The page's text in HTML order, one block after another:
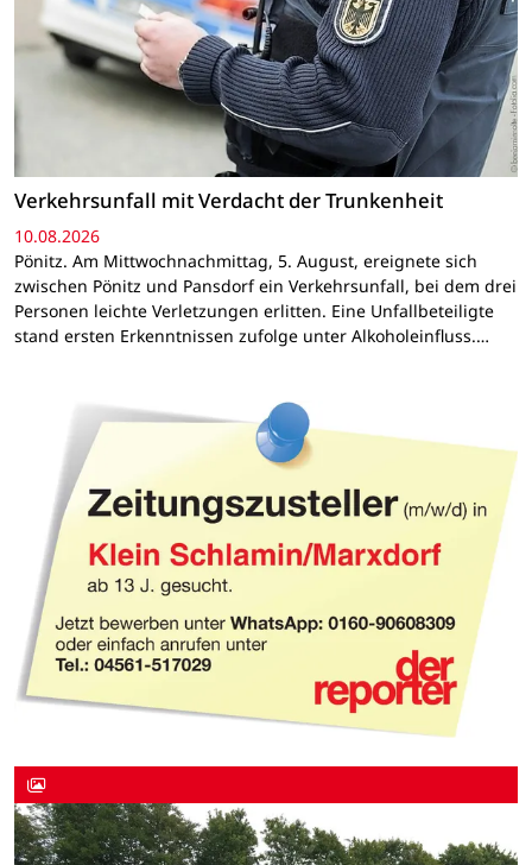
Verkehrsunfall mit Verdacht der Trunkenheit
10.08.2026
Pönitz. Am Mittwochnachmittag, 5. August, ereignete sich
zwischen Pönitz und Pansdorf ein Verkehrsunfall, bei dem drei
Personen leichte Verletzungen erlitten. Eine Unfallbeteiligte
stand ersten Erkenntnissen zufolge unter Alkoholeinfluss.…